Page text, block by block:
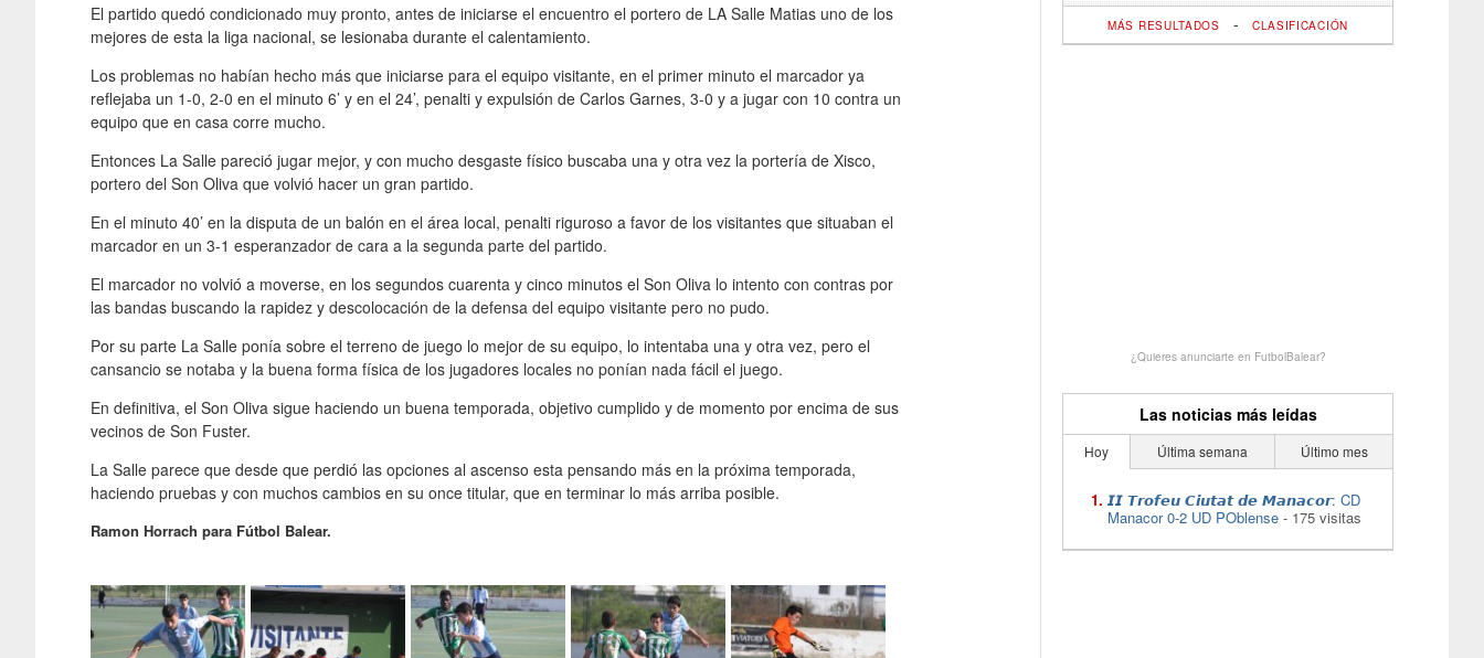
El partido quedó condicionado muy pronto, antes de iniciarse el encuentro el portero de LA Salle Matias uno de los
mejores de esta la liga nacional, se lesionaba durante el calentamiento.
Los problemas no habían hecho más que iniciarse para el equipo visitante, en el primer minuto el marcador ya
reflejaba un 1-0, 2-0 en el minuto 6’ y en el 24’, penalti y expulsión de Carlos Garnes, 3-0 y a jugar con 10 contra un
equipo que en casa corre mucho.
Entonces La Salle pareció jugar mejor, y con mucho desgaste físico buscaba una y otra vez la portería de Xisco,
portero del Son Oliva que volvió hacer un gran partido.
En el minuto 40’ en la disputa de un balón en el área local, penalti riguroso a favor de los visitantes que situaban el
marcador en un 3-1 esperanzador de cara a la segunda parte del partido.
El marcador no volvió a moverse, en los segundos cuarenta y cinco minutos el Son Oliva lo intento con contras por
las bandas buscando la rapidez y descolocación de la defensa del equipo visitante pero no pudo.
Por su parte La Salle ponía sobre el terreno de juego lo mejor de su equipo, lo intentaba una y otra vez, pero el
cansancio se notaba y la buena forma física de los jugadores locales no ponían nada fácil el juego.
En definitiva, el Son Oliva sigue haciendo un buena temporada, objetivo cumplido y de momento por encima de sus
vecinos de Son Fuster.
La Salle parece que desde que perdió las opciones al ascenso esta pensando más en la próxima temporada,
haciendo pruebas y con muchos cambios en su once titular, que en terminar lo más arriba posible.
Ramon Horrach para Fútbol Balear.
MÁS RESULTADOS - CLASIFICACIÓN
¿Quieres anunciarte en FutbolBalear?
Las noticias más leídas
Hoy Última semana Último mes
𝙄𝙄 𝙏𝙧𝙤𝙛𝙚𝙪 𝘾𝙞𝙪𝙩𝙖𝙩 𝙙𝙚 𝙈𝙖𝙣𝙖𝙘𝙤𝙧: CD
Manacor 0-2 UD POblense - 175 visitas